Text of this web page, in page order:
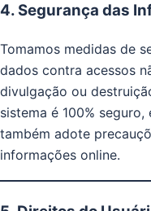
4. Segurança das
Tomamos medidas de
dados contra acessos
divulgação ou
sistema é 100%
também adote
informações online.